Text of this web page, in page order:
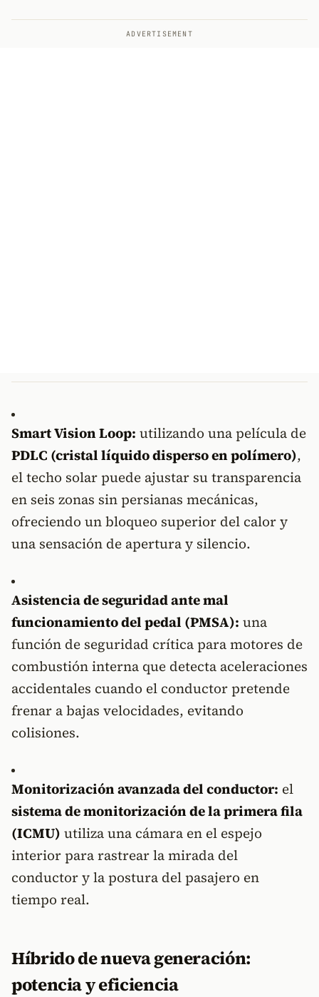
ADVERTISEMENT
Smart Vision Loop: utilizando una película de
PDLC (cristal líquido disperso en polímero),
el techo solar puede ajustar su transparencia
en seis zonas sin persianas mecánicas,
ofreciendo un bloqueo superior del calor y
una sensación de apertura y silencio.
Asistencia de seguridad ante mal
funcionamiento del pedal (PMSA): una
función de seguridad crítica para motores de
combustión interna que detecta aceleraciones
accidentales cuando el conductor pretende
frenar a bajas velocidades, evitando
colisiones.
Monitorización avanzada del conductor: el
sistema de monitorización de la primera fila
(ICMU) utiliza una cámara en el espejo
interior para rastrear la mirada del
conductor y la postura del pasajero en
tiempo real.
Híbrido de nueva generación:
potencia y eficiencia